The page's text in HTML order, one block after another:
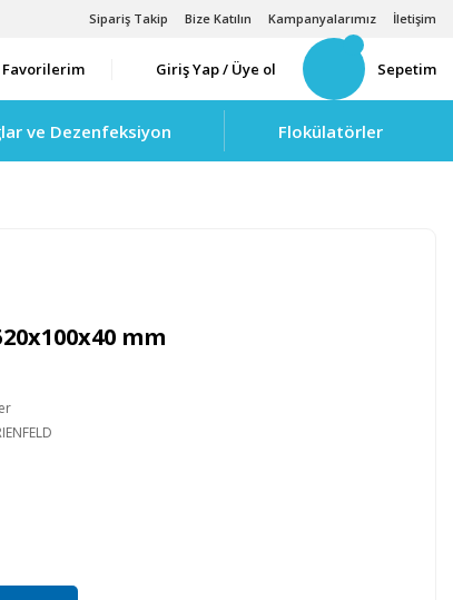
Sipariş Takip Bize Katılın Kampanyalarımız İletişim
Favorilerim Giriş Yap / Üye ol Sepetim
ve Dezenfeksiyon Flokülatörler
mm